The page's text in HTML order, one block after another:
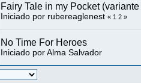
Fairy Tale in my Pocket
Iniciado por rubereaglenest « 1 2 »
No Time For Heroes
Iniciado porAlma Salvador